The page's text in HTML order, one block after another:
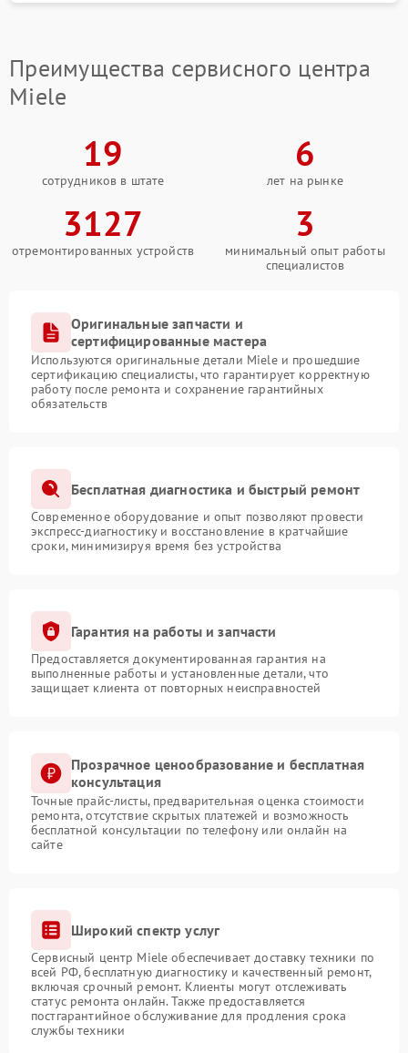
профессионалам. Мы ценим ваше время, поэтому
работаем быстро и эффективно. Оставить заявку вы
можете прямо сейчас по телефону +7 (861) 212-38-
улица, 39.
Преимущества сервисного центра
Miele
19
сотрудников в штате
6
лет на рынке
3127
отремонтированных устройств
3
минимальный опыт работы
специалистов
Оригинальные запчасти и
сертифицированные мастера
Используются оригинальные детали Miele и прошедшие
сертификацию специалисты, что гарантирует корректную
работу после ремонта и сохранение гарантийных
обязательств
Бесплатная диагностика и быстрый ремонт
Современное оборудование и опыт позволяют провести
экспресс-диагностику и восстановление в кратчайшие
сроки, минимизируя время без устройства
Гарантия на работы и запчасти
Предоставляется документированная гарантия на
выполненные работы и установленные детали, что
защищает клиента от повторных неисправностей
Прозрачное ценообразование и бесплатная
консультация
Точные прайс-листы, предварительная оценка стоимости
ремонта, отсутствие скрытых платежей и возможность
бесплатной консультации по телефону или онлайн на
сайте
Широкий спектр услуг
Сервисный центр Miele обеспечивает доставку техники по
всей РФ, бесплатную диагностику и качественный ремонт,
включая срочный ремонт. Клиенты могут отслеживать
статус ремонта онлайн. Также предоставляется
постгарантийное обслуживание для продления срока
службы техники